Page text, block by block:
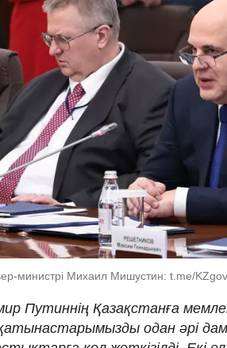
министрі Михаил Мишустин: t.me/
Путиннің Қазақстанға
одан әрі